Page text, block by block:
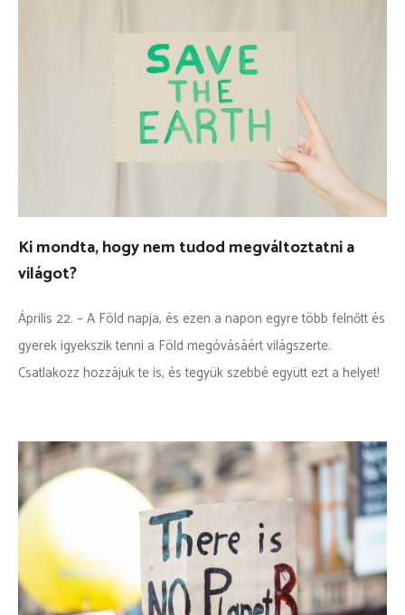
CSERKÉSZ
VEZETŐ
Kapcsolat
Ki mondta, hogy nem tudod megváltoztatni a
világot?
Április 22. – A Föld napja, és ezen a napon egyre több felnőtt és
gyerek igyekszik tenni a Föld megóvásáért világszerte.
Csatlakozz hozzájuk te is, és tegyük szebbé együtt ezt a helyet!